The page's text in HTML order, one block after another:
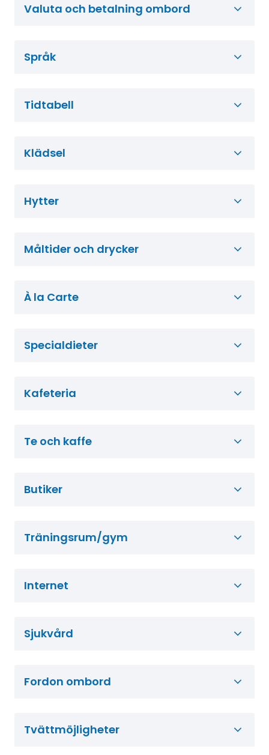
Valuta och betalning ombord
Språk
Tidtabell
Klädsel
Hytter
Måltider och drycker
À la Carte
Specialdieter
Kafeteria
Te och kaffe
Butiker
Träningsrum/gym
Internet
Sjukvård
Fordon ombord
Tvättmöjligheter